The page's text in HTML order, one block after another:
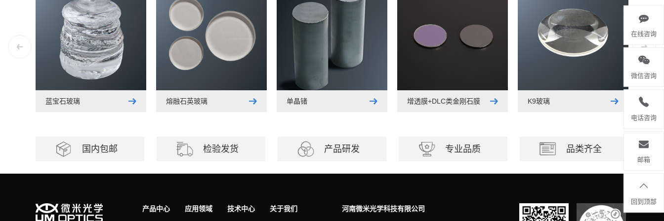
蓝宝石玻璃 熔融石英玻璃 单晶锗 增透膜+DLC类金刚石膜 K9玻璃
国内包邮 检验发货 产品研发 专业品质 品类齐全
产品中心 应用领域 技术中心 关于我们 河南微米光学科技有限公司
在线咨询
微信咨询
电话咨询
邮箱
回到顶部